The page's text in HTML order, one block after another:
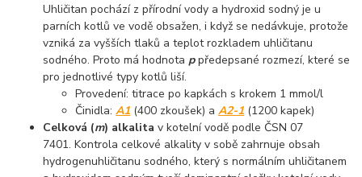
Uhličitan pochází z přírodní vody a hydroxid sodný je u
parních kotlů ve vodě obsažen, i když se nedávkuje, protože
vzniká za vyšších tlaků a teplot rozkladem uhličitanu
sodného. Proto má hodnotappředepsané rozmezí, které se
pro jednotlivé typy kotlů liší.
Provedení: titrace po kapkách s krokem 1 mmol/l
Činidla:A1 (400 zkoušek) aA2-1 (1200 kapek)
Celková (m) alkalita v kotelní vodě podle ČSN 07
7401. Kontrola celkové alkality v sobě zahrnuje obsah
hydrogenuhličitanu sodného, který s normálním uhličitanem